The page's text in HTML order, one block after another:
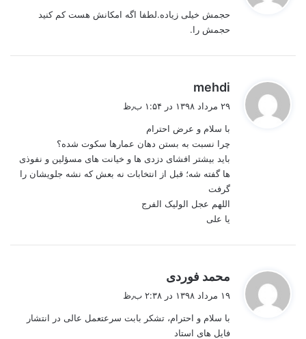
:
حجمش خیلی زیاده.لطفا اگه امکانش هست کم کنید
حجمش را.
mehdi
:
۲۹ مرداد ۱۳۹۸ در ۱:۵۴ ب٫ظ
با سلام و عرض احترام
چرا نسبت به بستن دهان عمارها سکوت شده؟
باید بیشتر افشای دزدی ها و خیانت های مسؤلین و نفوذی
ها گفته شه؛ قبل از انتخابات نه بعش که نشه جلویشان را
گرفت
اللهم عجل الولیک الفرج
یا علی
محمد فوردی
:
۱۹ مرداد ۱۳۹۸ در ۲:۳۸ ب٫ظ
با سلام و احترام، تشکر بابت سرعتعمل عالی در انتشار
فایل های استاد